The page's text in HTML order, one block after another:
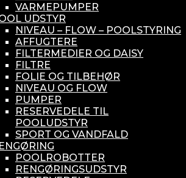
VARMEPUMPER
UDSTYR
NIVEAU – FLOW – POOLSTYRING
AFFUGTERE
FILTERMEDIER OG DAISY
FILTRE
FOLIE OG TILBEHØR
NIVEAU OG FLOW
PUMPER
RESERVEDELE TIL
POOLUDSTYR
SPORT OG VANDFALD
POOLROBOTTER
RENGØRINGSUDSTYR